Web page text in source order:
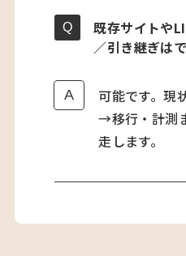
既存サイトや
／引き継ぎは
可能です。現
→移行・計測
走します。